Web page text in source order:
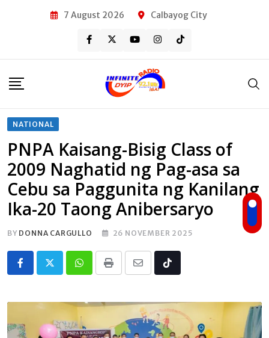
7 August 2026 Calbayog City
NATIONAL
PNPA Kaisang-Bisig Class of
2009 Naghatid ng Pag-asa sa
Cebu sa Paggunita ng Kanilang
Ika-20 Taong Anibersaryo
BY DONNA CARGULLO 26 NOVEMBER 2025
Whatsapp
Print
Share
Email
Tiktok